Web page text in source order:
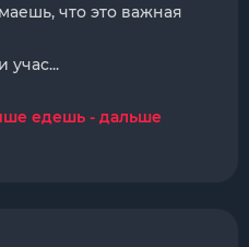
что это важная
учас...
едешь - дальше